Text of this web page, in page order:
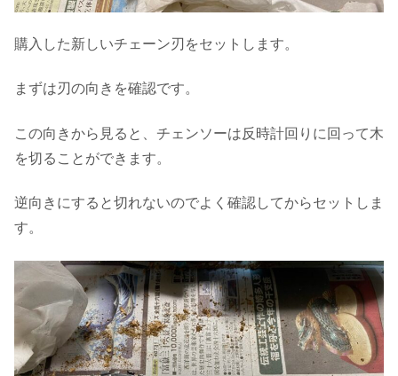
購入した新しいチェーン刃をセットします。
まずは刃の向きを確認です。
この向きから見ると、チェンソーは反時計回りに回って木
を切ることができます。
逆向きにすると切れないのでよく確認してからセットしま
す。